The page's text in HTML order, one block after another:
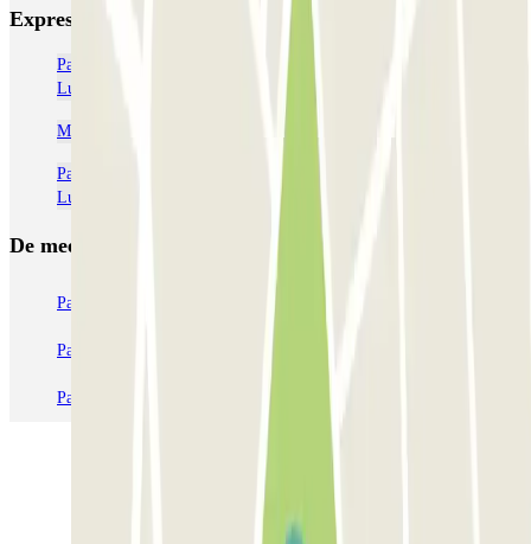
Express T1 Malpensa - SEA Ufficiale (Scoperto)
Parkeerplaatsen dichtbij Terminal 1 bij het luchthaven van
Luchthaven Milaan - Malpensa (MXP)
Malpensa parking (MXP) | Goedkoop parkeren
Parkeerplaatsen dichtbij Terminal 2 bij het luchthaven van
Luchthaven Milaan - Malpensa (MXP)
De meest geboekte
Parkeren in Parijs Parkeren in Venetië
Parkeren in Station Venetië Mestre
Parkeren in Milaan Parkeren in Verona